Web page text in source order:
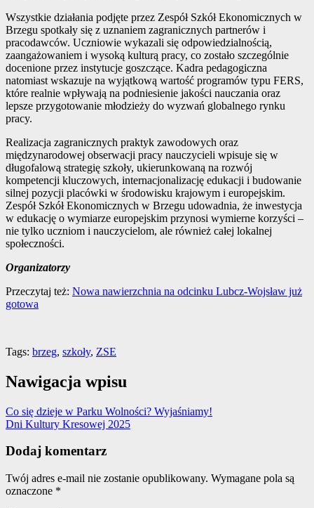
Wszystkie działania podjęte przez Zespół Szkół Ekonomicznych w
Brzegu spotkały się z uznaniem zagranicznych partnerów i
pracodawców. Uczniowie wykazali się odpowiedzialnością,
zaangażowaniem i wysoką kulturą pracy, co zostało szczególnie
docenione przez instytucje goszczące. Kadra pedagogiczna
natomiast wskazuje na wyjątkową wartość programów typu FERS,
które realnie wpływają na podniesienie jakości nauczania oraz
lepsze przygotowanie młodzieży do wyzwań globalnego rynku
pracy.
Realizacja zagranicznych praktyk zawodowych oraz
międzynarodowej obserwacji pracy nauczycieli wpisuje się w
długofalową strategię szkoły, ukierunkowaną na rozwój
kompetencji kluczowych, internacjonalizację edukacji i budowanie
silnej pozycji placówki w środowisku krajowym i europejskim.
Zespół Szkół Ekonomicznych w Brzegu udowadnia, że inwestycja
w edukację o wymiarze europejskim przynosi wymierne korzyści –
nie tylko uczniom i nauczycielom, ale również całej lokalnej
społeczności.
Organizatorzy
Przeczytaj też: Nowa nawierzchnia na odcinku Lubcz-Wojsław już
gotowa
Tags: brzeg, szkoły, ZSE
Nawigacja wpisu
Co się dzieje w Parku Wolności? Wyjaśniamy!
Dni Kultury Kresowej 2025
Dodaj komentarz
Twój adres e-mail nie zostanie opublikowany. Wymagane pola są
oznaczone *